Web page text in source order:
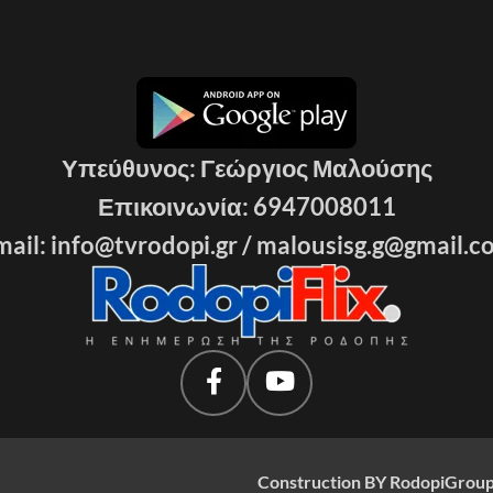
Υπεύθυνος: Γεώργιος Μαλούσης
Επικοινωνία: 6947008011
info@tvrodopi.gr /
Construction BY